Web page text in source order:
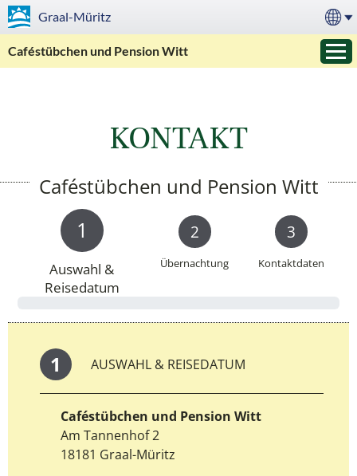
Graal-Müritz
Caféstübchen und Pension Witt
KONTAKT
Caféstübchen und Pension Witt
1
Auswahl &
Reisedatum
2
Übernachtung
3
Kontaktdaten
1 AUSWAHL & REISEDATUM
Caféstübchen und Pension Witt
Am Tannenhof 2
18181 Graal-Müritz